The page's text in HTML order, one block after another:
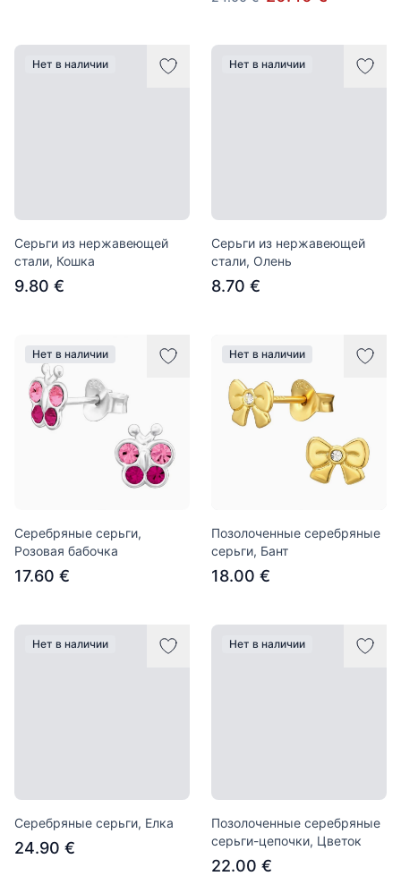
Нет в наличии
Серьги из нержавеющей
стали, Кошка
9.80 €
Нет в наличии
Серьги из нержавеющей
стали, Олень
8.70 €
Нет в наличии
Серебряные серьги,
Розовая бабочка
17.60 €
Нет в наличии
Позолоченные серебряные
серьги, Бант
18.00 €
Нет в наличии
Серебряные серьги, Елка
24.90 €
Нет в наличии
Позолоченные серебряные
серьги-цепочки, Цветок
22.00 €